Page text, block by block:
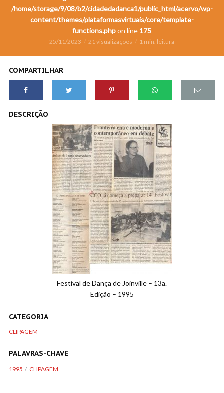
/home/storage/9/08/b2/cidadedadanca1/public_html/acervo/wp-
content/themes/plataformasvirtuais/core/template-
functions.phpon line 175
25/11/2023 21 visualizações 1 min. leitura
COMPARTILHAR
DESCRIÇÃO
Festival de Dança de Joinville – 13a.
Edição – 1995
CATEGORIA
CLIPAGEM
PALAVRAS-CHAVE
1995 CLIPAGEM